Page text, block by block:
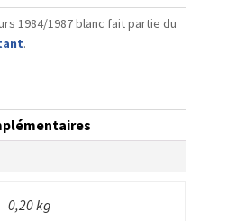
1984/1987 blanc fait partie du
.
0,20 kg